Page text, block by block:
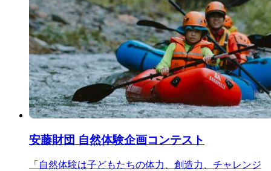
安藤財団 自然体験企画コンテスト
「自然体験は子どもたちの体力、創造力、チャレンジ